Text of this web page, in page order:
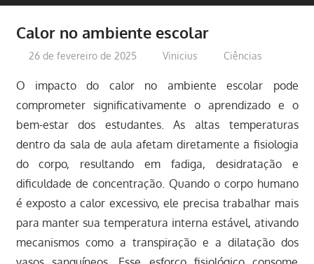
Calor no ambiente escolar
26 de fevereiro de 2025 Vinicius Ciências
O impacto do calor no ambiente escolar pode
comprometer significativamente o aprendizado e o
bem-estar dos estudantes. As altas temperaturas
dentro da sala de aula afetam diretamente a fisiologia
do corpo, resultando em fadiga, desidratação e
dificuldade de concentração. Quando o corpo humano
é exposto a calor excessivo, ele precisa trabalhar mais
para manter sua temperatura interna estável, ativando
mecanismos como a transpiração e a dilatação dos